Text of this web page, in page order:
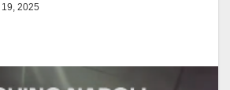
2025